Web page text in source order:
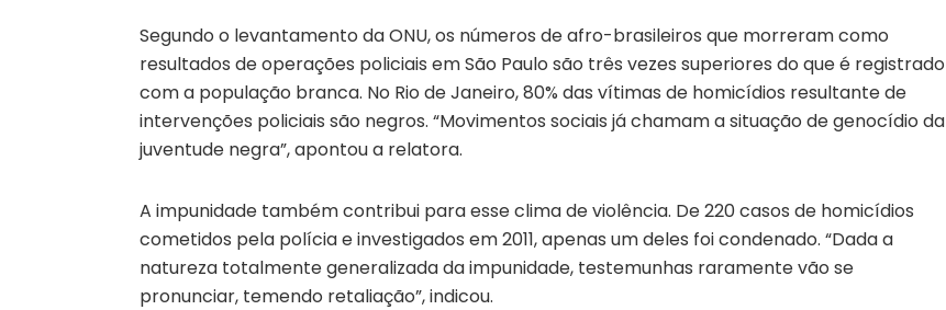
Segundo o levantamento da ONU, os números de afro-brasileiros que morreram como
resultados de operações policiais em São Paulo são três vezes superiores do que é registrado
com a população branca. No Rio de Janeiro, 80% das vítimas de homicídios resultante de
intervenções policiais são negros. “Movimentos sociais já chamam a situação de genocídio da
juventude negra”, apontou a relatora.
A impunidade também contribui para esse clima de violência. De 220 casos de homicídios
cometidos pela polícia e investigados em 2011, apenas um deles foi condenado. “Dada a
natureza totalmente generalizada da impunidade, testemunhas raramente vão se
pronunciar, temendo retaliação”, indicou.